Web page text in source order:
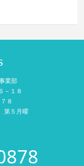
業部
－１８
８
第５月曜